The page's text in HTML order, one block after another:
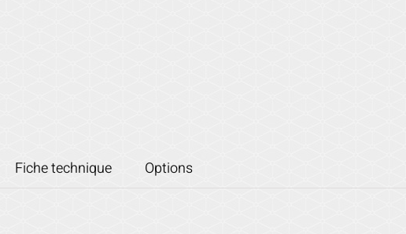
Fiche technique Options